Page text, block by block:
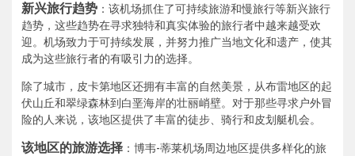
新兴旅行趋势 ：该机场抓住了可持续旅游和慢旅行等新兴旅行
趋势，这些趋势在寻求独特和真实体验的旅行者中越来越受欢
迎。机场致力于可持续发展，并努力推广当地文化和遗产，使其
成为这些旅行者的有吸引力的选择。
除了城市，皮卡第地区还拥有丰富的自然美景，从布雷地区的起
伏山丘和翠绿森林到白垩海岸的壮丽峭壁。对于那些寻求户外冒
险的人来说，该地区提供了丰富的徒步、骑行和皮划艇机会。
该地区的旅游选择 ：博韦-蒂莱机场周边地区提供多样化的旅